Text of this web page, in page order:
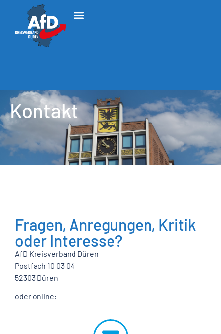
Kontakt
Fragen, Anregungen, Kritik
oder Interesse?
AfD Kreisverband Düren
Postfach 10 03 04
52303 Düren
oder online: